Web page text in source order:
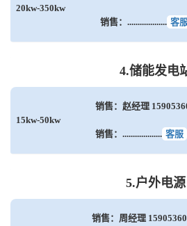
20kw-350kw
销售：................... 客
4.储能发电
15kw-50kw
销售：赵经理
销售：................... 客服
5.户外电源
销售：周经理